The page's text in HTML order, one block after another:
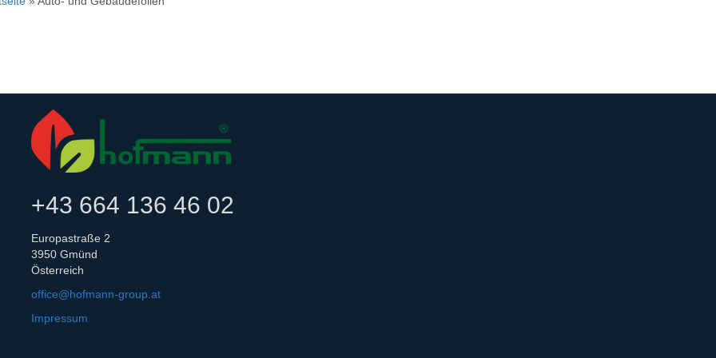
+43 664 136 46 02
Europastraße 2
3950 Gmünd
Österreich
office@hofmann-group.at
Impressum